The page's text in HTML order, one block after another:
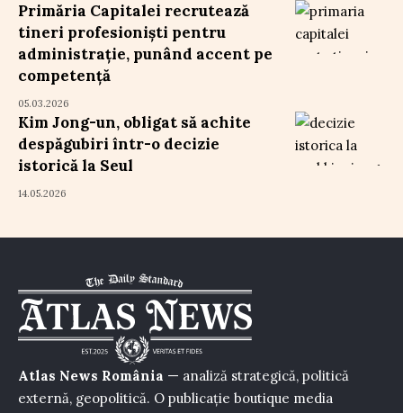
Primăria Capitalei recrutează
tineri profesioniști pentru
administrație, punând accent pe
competență
05.03.2026
Kim Jong-un, obligat să achite
despăgubiri într-o decizie
istorică la Seul
14.05.2026
Atlas News România — analiză strategică, politică
externă, geopolitică. O publicație boutique media